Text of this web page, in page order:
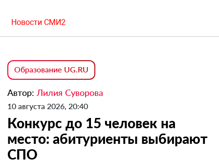
Новости СМИ2
Образование UG.RU
Автор: Лилия Суворова
10 августа 2026, 20:40
Конкурс до 15 человек на
место: абитуриенты выбирают
СПО